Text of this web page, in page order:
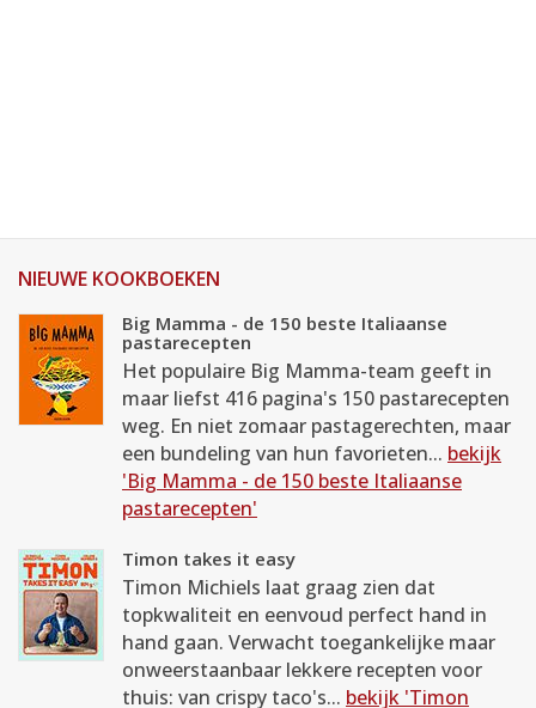
NIEUWE KOOKBOEKEN
Big Mamma - de 150 beste Italiaanse
pastarecepten
Het populaire Big Mamma-team geeft in
maar liefst 416 pagina's 150 pastarecepten
weg. En niet zomaar pastagerechten, maar
een bundeling van hun favorieten... bekijk
'Big Mamma - de 150 beste Italiaanse
pastarecepten'
Timon takes it easy
Timon Michiels laat graag zien dat
topkwaliteit en eenvoud perfect hand in
hand gaan. Verwacht toegankelijke maar
onweerstaanbaar lekkere recepten voor
thuis: van crispy taco's... bekijk 'Timon